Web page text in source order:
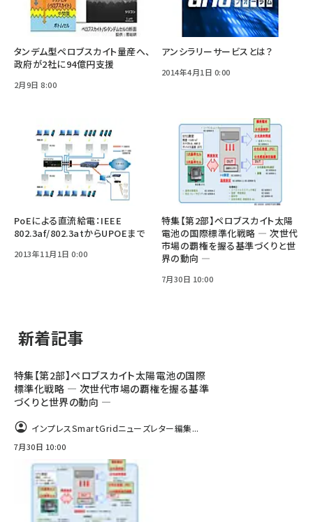
タンデム型ペロブスカイト量産へ、
政府が2社に94億円支援
2月9日 8:00
アンシラリーサービスとは？
2014年4月1日 0:00
PoEによる直流給電：IEEE
802.3af/802.3atからUPOEまで
2013年11月1日 0:00
特集【第2部】ペロブスカイト太陽
電池の国際標準化戦略 ― 次世代
市場の覇権を握る基準づくりと世
界の動向 ―
7月30日 10:00
新着記事
特集【第2部】ペロブスカイト太陽電池の国際
標準化戦略 ― 次世代市場の覇権を握る基準
づくりと世界の動向 ―
インプレスSmartGridニューズレター編集...
7月30日 10:00